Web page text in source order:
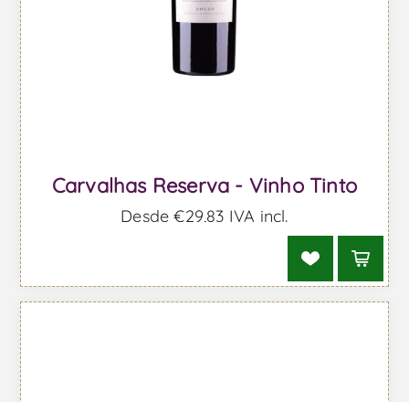
Carvalhas Reserva - Vinho Tinto
Desde €29,83 IVA incl.